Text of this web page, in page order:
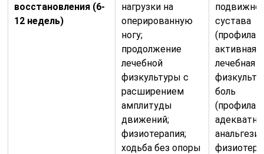
восстановления (6-
12 недель)
нагрузки на
оперированную
ногу;
продолжение
лечебной
физкультуры с
расширением
амплитуды
движений;
физиотерапия;
ходьба без опоры
сустава
активная
лечебная
боль